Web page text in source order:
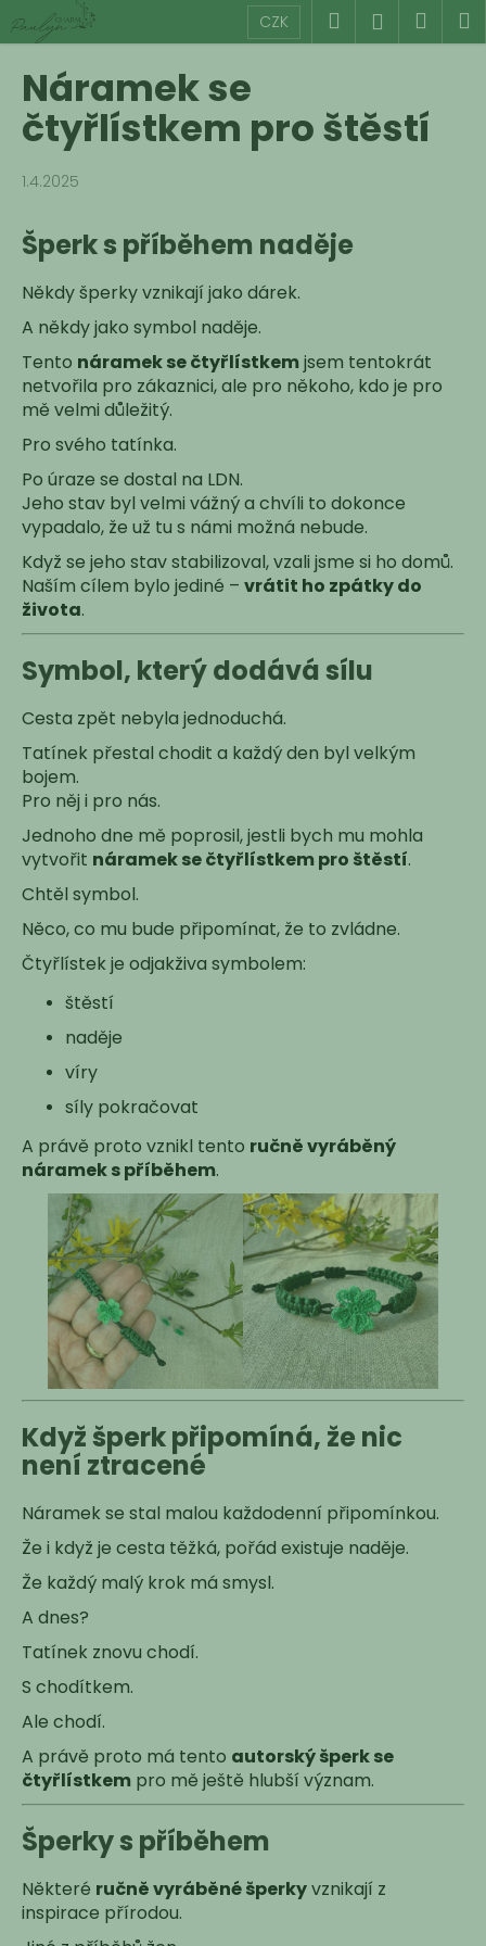
na
obsah
CZK Hledat
Náramek se
čtyřlístkem pro štěstí
1.4.2025
Šperk s příběhem naděje
Někdy šperky vznikají jako dárek.
A někdy jako symbol naděje.
Tento náramek se čtyřlístkemjsem tentokrát
netvořila pro zákaznici, ale pro někoho, kdo je pro
mě velmi důležitý.
Pro svého tatínka.
Po úraze se dostal na LDN.
Jeho stav byl velmi vážný a chvíli to dokonce
vypadalo, že už tu s námi možná nebude.
Když se jeho stav stabilizoval, vzali jsme si ho domů.
Naším cílem bylo jediné – vrátit ho zpátky do
života.
Symbol, který dodává sílu
Cesta zpět nebyla jednoduchá.
Tatínek přestal chodit a každý den byl velkým
bojem.
Pro něj i pro nás.
Jednoho dne mě poprosil, jestli bych mu mohla
vytvořit náramek se čtyřlístkem pro štěstí.
Chtěl symbol.
Něco, co mu bude připomínat, že to zvládne.
Čtyřlístek je odjakživa symbolem:
štěstí
naděje
víry
síly pokračovat
A právě proto vznikl tento ručně vyráběný
náramek s příběhem.
Když šperk připomíná, že nic
není ztracené
Náramek se stal malou každodenní připomínkou.
Že i když je cesta těžká, pořád existuje naděje.
Že každý malý krok má smysl.
A dnes?
Tatínek znovu chodí.
S chodítkem.
Ale chodí.
A právě proto má tento autorský šperk se
čtyřlístkem pro mě ještě hlubší význam.
Šperky s příběhem
Některé ručně vyráběné šperkyvznikají z
inspirace přírodou.
K
o
C
o
p
t
ř
e
b
u
j
e
t
e
n
a
j
í
t
?
D
o
p
o
r
u
č